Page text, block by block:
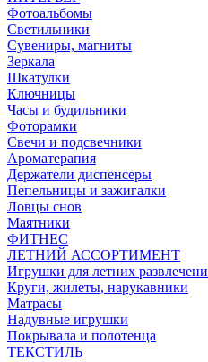
Фотоальбомы
Светильники
Сувениры, магниты
Зеркала
Шкатулки
Ключницы
Часы и будильники
Фоторамки
Свечи и подсвечники
Ароматерапия
Держатели диспенсеры
Пепельницы и зажигалки
Ловцы снов
Маятники
ФИТНЕС
ЛЕТНИЙ АССОРТИМЕНТ
Игрушки для летних
Круги, жилеты, нарукавники
Матрасы
Надувные игрушки
Покрывала и полотенца
ТЕКСТИЛЬ